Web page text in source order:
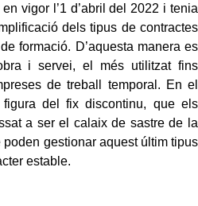
vigor l’1 d’abril del 2022 i tenia
dels tipus de contractes
formació. D’aquesta manera es
i servei, el més utilitzat fins
de treball temporal. En el
del fix discontinu, que els
a ser el calaix de sastre de la
gestionar aquest últim tipus
estable.